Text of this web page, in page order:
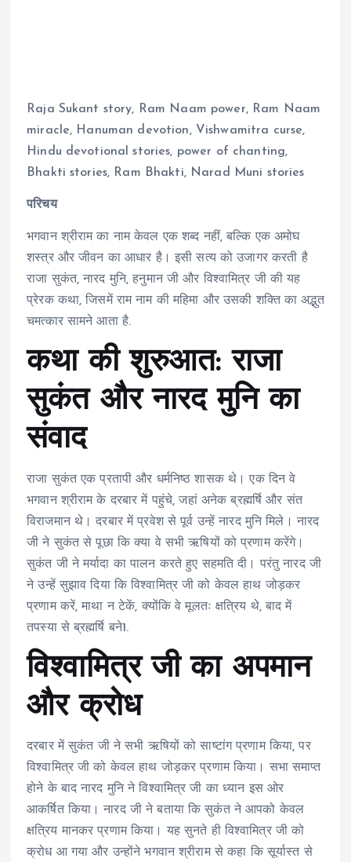
Raja Sukant story, Ram Naam power, Ram Naam
miracle, Hanuman devotion, Vishwamitra curse,
Hindu devotional stories, power of chanting,
Bhakti stories, Ram Bhakti, Narad Muni stories
परिचय
भगवान श्रीराम का नाम केवल एक शब्द नहीं, बल्कि एक अमोघ
शस्त्र और जीवन का आधार है। इसी सत्य को उजागर करती है
राजा सुकंत, नारद मुनि, हनुमान जी और विश्वामित्र जी की यह
प्रेरक कथा, जिसमें राम नाम की महिमा और उसकी शक्ति का अद्भुत
चमत्कार सामने आता है.
कथा की शुरुआत: राजा
सुकंत और नारद मुनि का
संवाद
राजा सुकंत एक प्रतापी और धर्मनिष्ठ शासक थे। एक दिन वे
भगवान श्रीराम के दरबार में पहुंचे, जहां अनेक ब्रह्मर्षि और संत
विराजमान थे। दरबार में प्रवेश से पूर्व उन्हें नारद मुनि मिले। नारद
जी ने सुकंत से पूछा कि क्या वे सभी ऋषियों को प्रणाम करेंगे।
सुकंत जी ने मर्यादा का पालन करते हुए सहमति दी। परंतु नारद जी
ने उन्हें सुझाव दिया कि विश्वामित्र जी को केवल हाथ जोड़कर
प्रणाम करें, माथा न टेकें, क्योंकि वे मूलतः क्षत्रिय थे, बाद में
तपस्या से ब्रह्मर्षि बने1.
विश्वामित्र जी का अपमान
और क्रोध
दरबार में सुकंत जी ने सभी ऋषियों को साष्टांग प्रणाम किया, पर
विश्वामित्र जी को केवल हाथ जोड़कर प्रणाम किया। सभा समाप्त
होने के बाद नारद मुनि ने विश्वामित्र जी का ध्यान इस ओर
आकर्षित किया। नारद जी ने बताया कि सुकंत ने आपको केवल
क्षत्रिय मानकर प्रणाम किया। यह सुनते ही विश्वामित्र जी को
क्रोध आ गया और उन्होंने भगवान श्रीराम से कहा कि सूर्यास्त से